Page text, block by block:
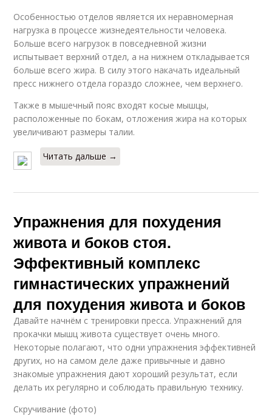
Особенностью отделов является их неравномерная
нагрузка в процессе жизнедеятельности человека.
Больше всего нагрузок в повседневной жизни
испытывает верхний отдел, а на нижнем откладывается
больше всего жира. В силу этого накачать идеальный
пресс нижнего отдела гораздо сложнее, чем верхнего.
Также в мышечный пояс входят косые мышцы,
расположенные по бокам, отложения жира на которых
увеличивают размеры талии.
Читать дальше →
Упражнения для похудения
живота и боков стоя.
Эффективный комплекс
гимнастических упражнений
для похудения живота и боков
Давайте начнём с тренировки пресса. Упражнений для
прокачки мышц живота существует очень много.
Некоторые полагают, что одни упражнения эффективней
других, но на самом деле даже привычные и давно
знакомые упражнения дают хороший результат, если
делать их регулярно и соблюдать правильную технику.
Скручивание (фото)